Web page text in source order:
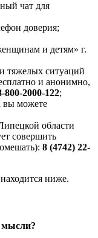
чат для
доверия;
и детям» г.
тяжелых ситуаций
и анонимно,
800-2000-122;
вы можете
области
совершить
8 (4742) 22-
ниже.
мысли?